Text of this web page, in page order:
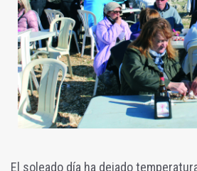
El soleado día ha dejado